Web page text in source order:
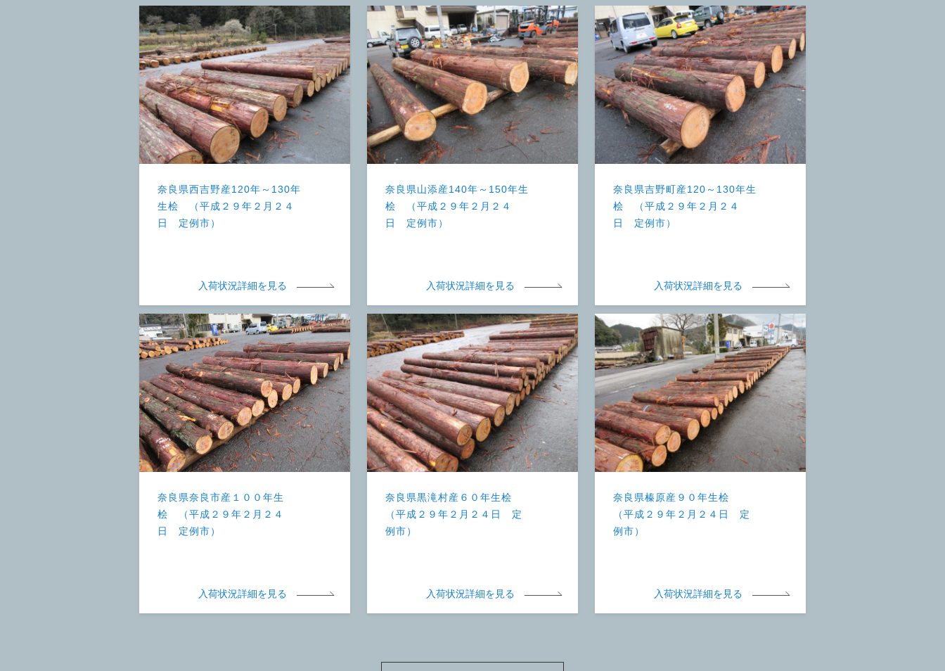
奈良県西吉野産120年～130年
生桧 （平成２９年２月２４
日 定例市）
入荷状況詳細を見る
奈良県山添産140年～150年生
桧 （平成２９年２月２４
日 定例市）
入荷状況詳細を見る
奈良県吉野町産120～130年生
桧 （平成２９年２月２４
日 定例市）
入荷状況詳細を見る
奈良県奈良市産１００年生
桧 （平成２９年２月２４
日 定例市）
入荷状況詳細を見る
奈良県黒滝村産６０年生桧
（平成２９年２月２４日 定
例市）
入荷状況詳細を見る
奈良県榛原産９０年生桧
（平成２９年２月２４日 定
例市）
入荷状況詳細を見る